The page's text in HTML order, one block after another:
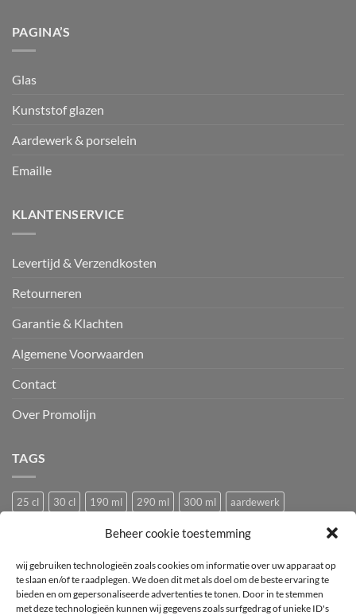
Beheer cookie toestemming
wij gebruiken technologieën zoals cookies om informatie over uw apparaat op
te slaan en/of te raadplegen. We doen dit met als doel om de beste ervaring te
bieden en om gepersonaliseerde advertenties te tonen. Door in te stemmen
met deze technologieën kunnen wij gegevens zoals surfgedrag of unieke ID's
PAGINA’S
Glas
Kunststof glazen
Aardewerk & porselein
Emaille
KLANTENSERVICE
Levertijd & Verzendkosten
Retourneren
Garantie & Klachten
Algemene Voorwaarden
Contact
Over Promolijn
TAGS
25 cl 30 cl 190 ml 290 ml 300 ml
aardewerk
Bedrukking bedrukt Bedrukt wijnglas
Festival glas
haan hen Horeca wijnglas Kip
Kunststof
logo
mok mus Pasabahce pluimvee porselein Proefglas